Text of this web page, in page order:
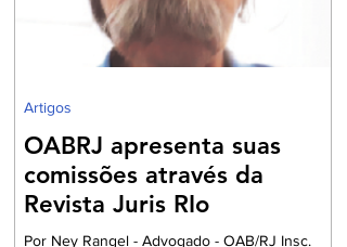
primeiras etapas de validação obrigatória
OABRJ apresenta suas
comissões através da
Revista Juris RIo
Por Ney Rangel - Advogado - OAB/RJ Insc.
Artigos